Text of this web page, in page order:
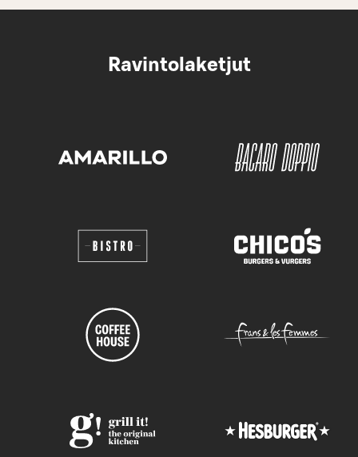
Ravintolaketjut